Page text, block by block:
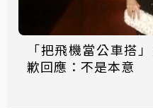
「把飛機當公車搭
歉回應：不是本意